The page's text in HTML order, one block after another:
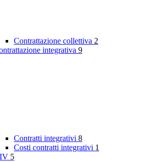
Contrattazione collettiva 2
integrativa 9
Contratti integrativi 8
Costi contratti integrativi 1
5